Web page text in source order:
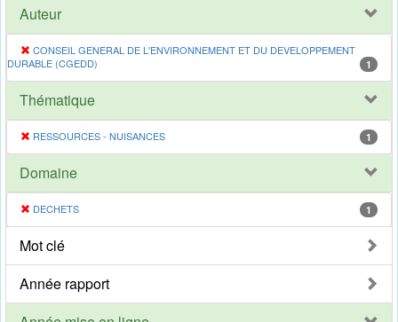
Auteur
CONSEIL GENERAL DE L'ENVIRONNEMENT ET DU DEVELOPPEMENT
DURABLE (CGEDD)
1
Thématique
RESSOURCES - NUISANCES 1
Domaine
DECHETS 1
Mot clé
Année rapport